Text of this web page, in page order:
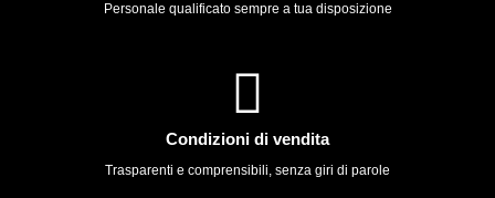
Personale qualificato sempre a tua disposizione
Condizioni di vendita
Trasparenti e comprensibili, senza giri di parole